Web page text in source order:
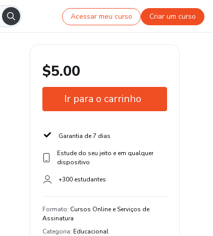
Acessar meu curso Criar um curso
$5.00
Ir para o carrinho
Garantia de 7 dias
Estude do seu jeito e em qualquer
dispositivo
+300 estudantes
Formato: Cursos Online e Serviços de
Assinatura
Categoria: Educacional